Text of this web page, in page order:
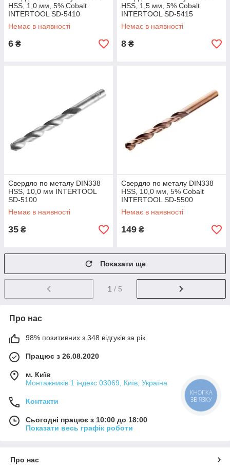
HSS, 1,0 мм, 5% Cobalt
INTERTOOL SD-5410
Немає в наявності
6 ₴
HSS, 1,5 мм, 5% Cobalt
INTERTOOL SD-5415
Немає в наявності
8 ₴
Свердло по металу DIN338
HSS, 10,0 мм INTERTOOL
SD-5100
Немає в наявності
35 ₴
Свердло по металу DIN338
HSS, 10,0 мм, 5% Cobalt
INTERTOOL SD-5500
Немає в наявності
149 ₴
Показати ще
1 / 5
Про нас
98% позитивних з 348 відгуків за рік
Працює з 26.08.2020
м. Київ
Монтажників 1 індекс 03069, Київ, Україна
Контакти
Сьогодні працює з 10:00 до 18:00
Показати весь графік роботи
Про нас
КНОПКА
ЗВ'ЯЗКУ